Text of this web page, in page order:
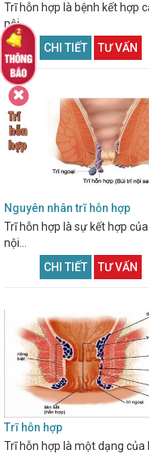
Trĩ hỗn hợp là bệnh kết hợp
nội...
CHI TIẾT
TƯ VẤN
Nguyên nhân trĩ hỗn hợp
Trĩ hỗn hợp là sự kết hợp
nội...
CHI TIẾT
TƯ VẤN
Trĩ hỗn hợp
Trĩ hỗn hợp là một dạng của